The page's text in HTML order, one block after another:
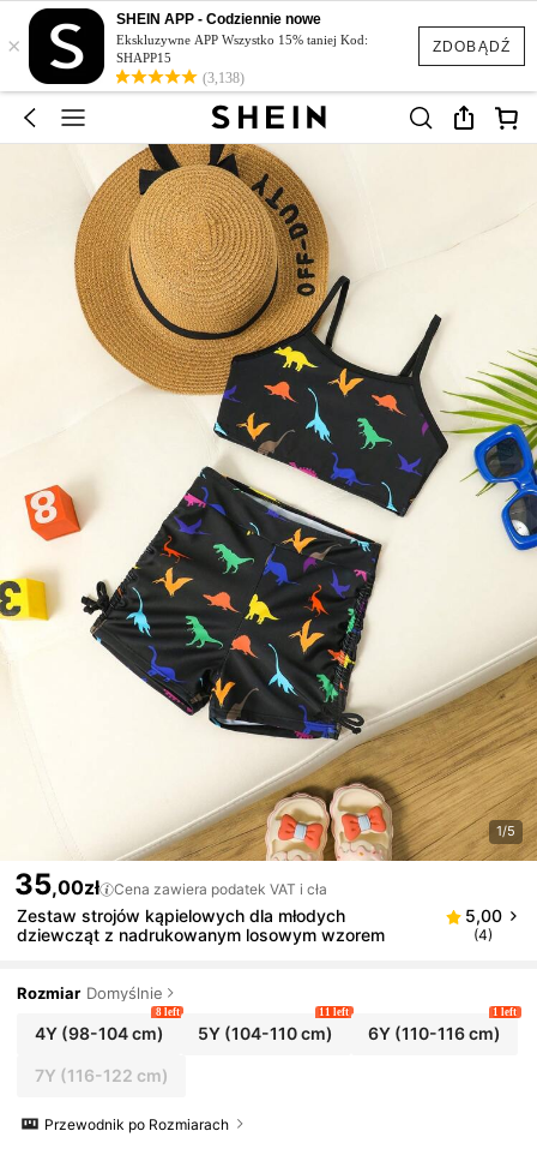
ZDOBĄDŹ
×
SHEIN APP - Codziennie nowe
Ekskluzywne APP Wszystko 15% taniej Kod:
SHAPP15
(3,138)
1/5
35,00zł Cena zawiera podatek VAT i cła
Zestaw strojów kąpielowych dla młodych
dziewcząt z nadrukowanym losowym wzorem
5,00
(4)
Rozmiar Domyślnie
4Y(98-104 cm)
8 left
5Y (104-110 cm)
11 left
6Y(110-116 cm)
1 left
7Y (116-122 cm)
Przewodnik po Rozmiarach